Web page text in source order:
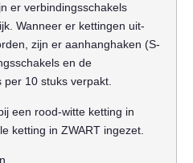
er verbindingsschakels
Wanneer er kettingen uit-
zijn er aanhanghaken (S-
en de
per 10 stuks verpakt.
een rood-witte ketting in
ketting in ZWART ingezet.